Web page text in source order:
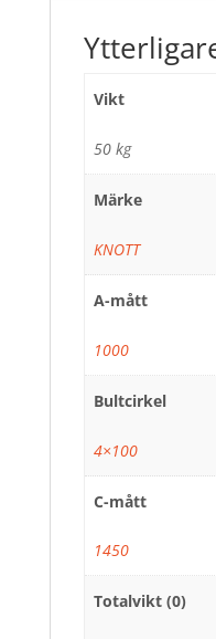
Vikt
50 kg
Märke
KNOTT
A-mått
1000
Bultcirkel
4×100
C-mått
1450
Totalvikt (0)